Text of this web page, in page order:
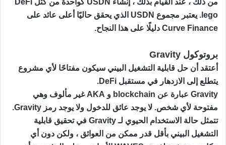
lego. يعتبر مجموع USDN الذي يحقق حاليًا أعلى عائد على
Curve Finance دليلًا على هذا النجاح.
بروتوكول Gravity
أعتقد أن حل قابلية التشغيل البيني سيكون مفتاحًا لأي مشروع
يتطلع إلى الازدهار في مستقبل DeFi.
Gravity عبارة عن blockchain و AKA غير مألوف وهي
مفتوحة لأي شخص. لا يوجد عائق للدخول ولا يوجد رمز Gravity.
تتمثل حالة الاستخدام الحيوي لـ Gravity في تحقيق قابلية
التشغيل البيني بأقل قدر ممكن من العوائق ، ولكن دون أي